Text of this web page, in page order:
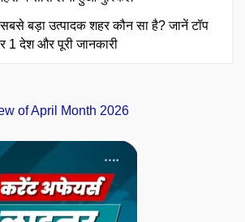
बड़ा उत्पादक शहर कौन सा है? जानें टॉप
1 देश और पूरी जानकारी